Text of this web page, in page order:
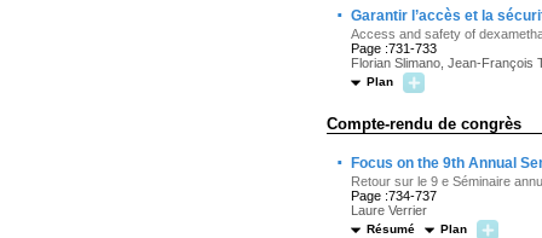
· Garantir l’accès et la
Access and safety of
Page :731-733
Florian Slimano, Jean-François
Plan
Compte-rendu de congrès
· Focus on the 9th Annual
Retour sur le 9 e Séminaire
Page :734-737
Laure Verrier
Résumé Plan